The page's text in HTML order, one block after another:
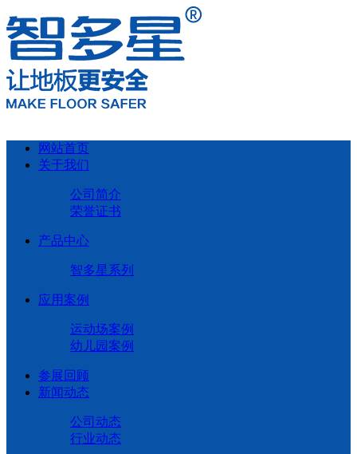
网站首页
关于我们
公司简介
荣誉证书
产品中心
智多星系列
应用案例
运动场案例
幼儿园案例
参展回顾
新闻动态
公司动态
行业动态